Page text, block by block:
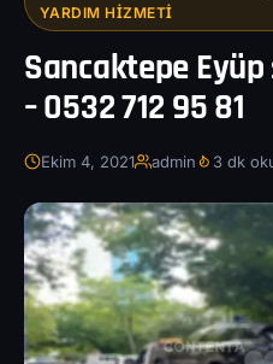
YARDIM HIZMETI
Sancaktepe
– 0532 712 95 81
Ekim 4, 2021 admin 3 dk